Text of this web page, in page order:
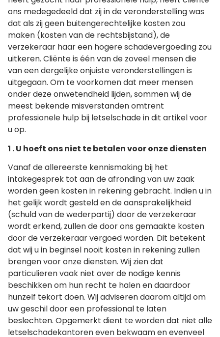
ons medegedeeld dat zij in de veronderstelling was
dat als zij geen buitengerechtelijke kosten zou
maken (kosten van de rechtsbijstand), de
verzekeraar haar een hogere schadevergoeding zou
uitkeren. Cliënte is één van de zoveel mensen die
van een dergelijke onjuiste veronderstellingen is
uitgegaan. Om te voorkomen dat meer mensen
onder deze onwetendheid lijden, sommen wij de
meest bekende misverstanden omtrent
professionele hulp bij letselschade in dit artikel voor
u op.
1 . U hoeft ons niet te betalen voor onze diensten
Vanaf de allereerste kennismaking bij het
intakegesprek tot aan de afronding van uw zaak
worden geen kosten in rekening gebracht. Indien u in
het gelijk wordt gesteld en de aansprakelijkheid
(schuld van de wederpartij) door de verzekeraar
wordt erkend, zullen de door ons gemaakte kosten
door de verzekeraar vergoed worden. Dit betekent
dat wij u in beginsel nooit kosten in rekening zullen
brengen voor onze diensten. Wij zien dat
particulieren vaak niet over de nodige kennis
beschikken om hun recht te halen en daardoor
hunzelf tekort doen. Wij adviseren daarom altijd om
uw geschil door een professional te laten
beslechten. Opgemerkt dient te worden dat niet alle
letselschadekantoren even bekwaam en evenveel